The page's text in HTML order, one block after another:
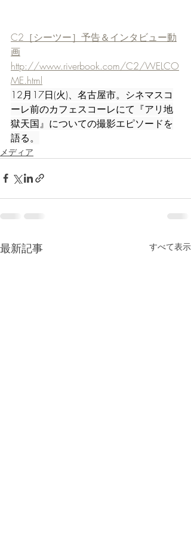
C2［シーツー］予告＆インタビュー動
画
http://www.riverbook.com/C2/WELCO
ME.html
12月17日(火)、名古屋市。シネマスコ
ーレ前のカフェスコーレにて『アリ地
獄天国』についての撮影エピソードを
語る。
メディア
最新記事 すべて表示